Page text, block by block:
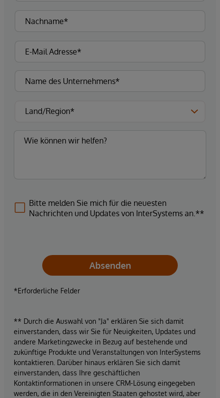
Bitte melden Sie mich für die neuesten
Nachrichten und Updates von InterSystems an.**
Absenden
*Erforderliche Felder
** Durch die Auswahl von "Ja" erklären Sie sich damit
einverstanden, dass wir Sie für Neuigkeiten, Updates und
andere Marketingzwecke in Bezug auf bestehende und
zukünftige Produkte und Veranstaltungen von InterSystems
kontaktieren. Darüber hinaus erklären Sie sich damit
einverstanden, dass Ihre geschäftlichen
Kontaktinformationen in unsere CRM-Lösung eingegeben
werden, die in den Vereinigten Staaten gehostet wird, aber